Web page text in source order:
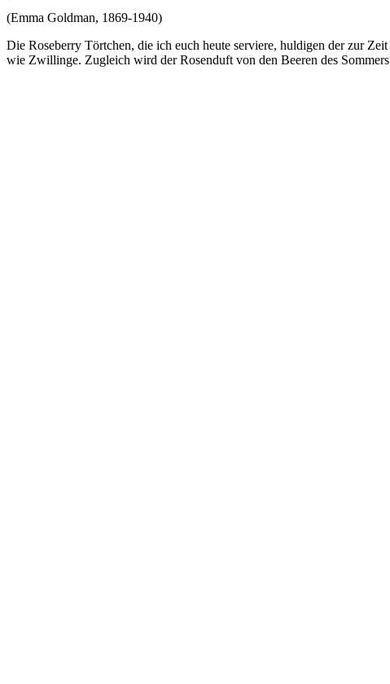
(Emma Goldman, 1869-1940)
Die Roseberry Törtchen, die ich euch heute serviere, huldigen der zur
wie Zwillinge. Zugleich wird der Rosenduft von den Beeren des